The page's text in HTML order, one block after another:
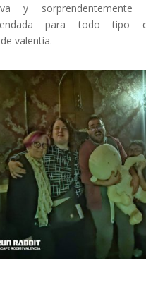
y sorprendentemente
para todo tipo
valentía.